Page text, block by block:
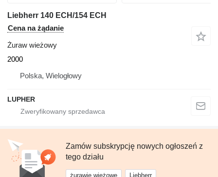
Liebherr 140 ECH/154 ECH
Cena na żądanie
Żuraw wieżowy
2000
Polska, Wielogłowy
LUPHER
Zamów subskrypcję nowych ogłoszeń z
tego działu
żurawie wieżowe Liebherr